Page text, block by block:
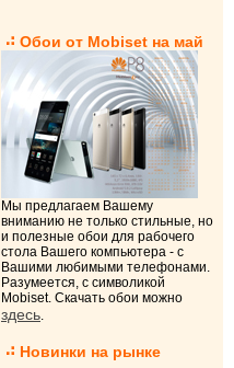
Обои от Mobiset на май
Мы предлагаем Вашему
вниманию не только стильные, но
и полезные обои для рабочего
стола Вашего компьютера - с
Вашими любимыми телефонами.
Разумеется, с символикой
Mobiset. Скачать обои можно
здесь.
Новинки на рынке